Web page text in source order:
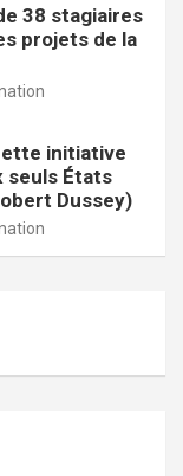
38 stagiaires
projets de la
initiative
seuls États
Dussey)